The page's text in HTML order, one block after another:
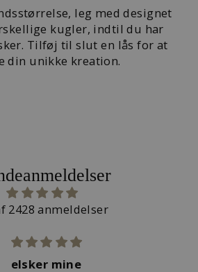
leg med designet
kugler, indtil du har
Tilføj til slut en lås for at
din unikke kreation.
2428 anmeldelser
Flotte smykker